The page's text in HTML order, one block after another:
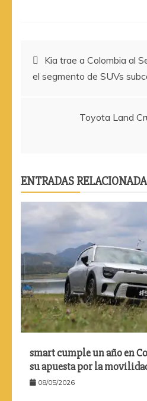
Navegación
de
entradas
Kia trae a Colombia al
el segmento de SUVs
Toyota Land
ENTRADAS
smart cumple un año en
su apuesta por la
08/05/2026